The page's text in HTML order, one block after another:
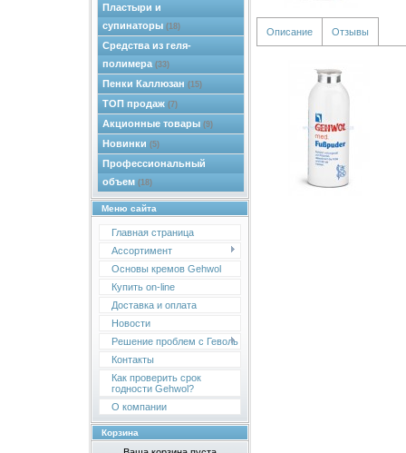
Пластыри и
супинаторы (18)
Средства из геля-
полимера (33)
Пенки Каллюзан (15)
ТОП продаж (7)
Акционные товары (9)
Новинки (5)
Профессиональный
объем (18)
Меню сайта
Главная страница
Ассортимент
Основы кремов Gehwol
Купить on-line
Доставка и оплата
Новости
Решение проблем с Геволь
Контакты
Как проверить срок
годности Gehwol?
О компании
Корзина
Описание Отзывы